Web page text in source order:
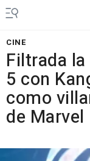
CINE
Filtrada
5 con
como
de Marvel